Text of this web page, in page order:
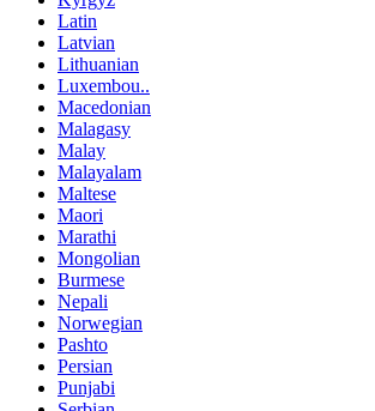
Latin
Latvian
Lithuanian
Luxembou..
Macedonian
Malagasy
Malay
Malayalam
Maltese
Maori
Marathi
Mongolian
Burmese
Nepali
Norwegian
Pashto
Persian
Punjabi